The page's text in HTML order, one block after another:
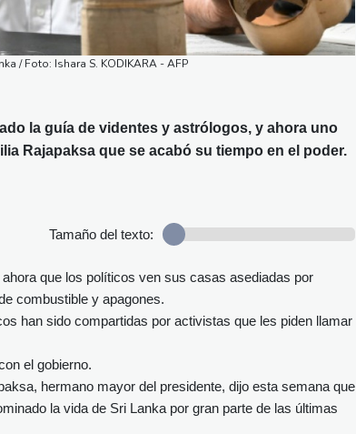
/ Foto: Ishara S. KODIKARA - AFP
la guía de videntes y astrólogos, y ahora uno
Rajapaksa que se acabó su tiempo en el poder.
Tamaño del texto:
que los políticos ven sus casas asediadas por
combustible y apagones.
han sido compartidas por activistas que les piden llamar
el gobierno.
hermano mayor del presidente, dijo esta semana que
la vida de Sri Lanka por gran parte de las últimas